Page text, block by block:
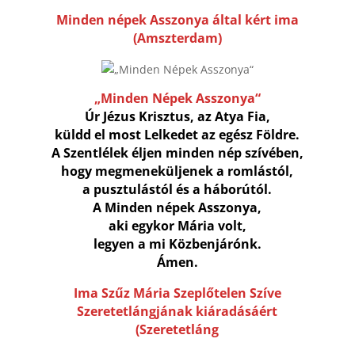
Minden népek Asszonya által kért ima
(Amszterdam)
„Minden Népek Asszonya“
Úr Jézus Krisztus, az Atya Fia,
küldd el most Lelkedet az egész Földre.
A Szentlélek éljen minden nép szívében,
hogy megmeneküljenek a romlástól,
a pusztulástól és a háborútól.
A Minden népek Asszonya,
aki egykor Mária volt,
legyen a mi Közbenjárónk.
Ámen.
Ima Szűz Mária Szeplőtelen Szíve
Szeretetlángjának kiáradásáért
(Szeretetláng